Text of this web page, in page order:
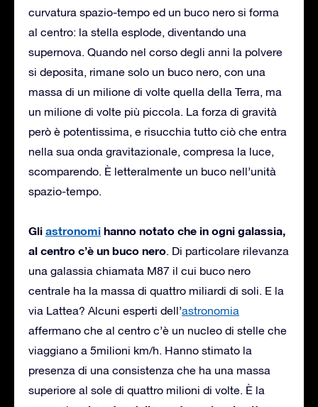
curvatura spazio-tempo ed un buco nero si forma
al centro: la stella esplode, diventando una
supernova. Quando nel corso degli anni la polvere
si deposita, rimane solo un buco nero, con una
massa di un milione di volte quella della Terra, ma
un milione di volte più piccola. La forza di gravità
però è potentissima, e risucchia tutto ciò che entra
nella sua onda gravitazionale, compresa la luce,
scomparendo. È letteralmente un buco nell’unità
spazio-tempo.
Gli astronomi hanno notato che in ogni galassia,
al centro c’è un buco nero. Di particolare rilevanza
una galassia chiamata M87 il cui buco nero
centrale ha la massa di quattro miliardi di soli. E la
via Lattea? Alcuni esperti dell’astronomia
affermano che al centro c’è un nucleo di stelle che
viaggiano a 5milioni km/h. Hanno stimato la
presenza di una consistenza che ha una massa
superiore al sole di quattro milioni di volte. È la